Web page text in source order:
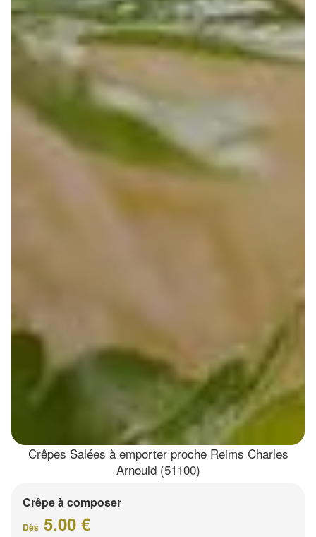
Crêpes Salées à emporter proche Reims Charles
Arnould (51100)
Crêpe à composer
Dès 5.00 €